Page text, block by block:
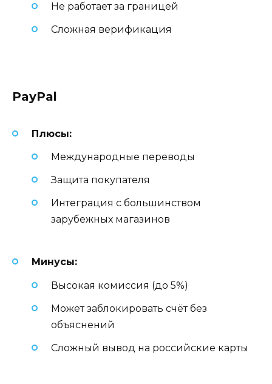
Не работает за границей
Сложная верификация
PayPal
Плюсы:
Международные переводы
Защита покупателя
Интеграция с большинством
зарубежных магазинов
Минусы:
Высокая комиссия (до 5%)
Может заблокировать счёт без
объяснений
Сложный вывод на российские карты